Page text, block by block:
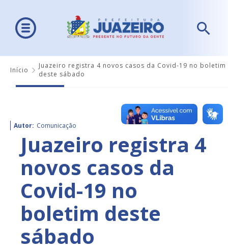
Início
Juazeiro registra 4 novos casos da Covid-19 no boletim
deste sábado
Autor: Comunicação
Juazeiro registra 4
novos casos da
Covid-19 no
boletim deste
sábado